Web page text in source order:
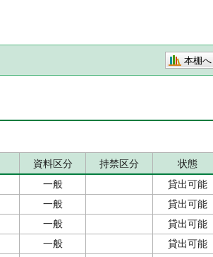
本棚へ
資料区分 持禁区分
状態
一般
貸出可能
一般
貸出可能
一般
貸出可能
一般
貸出可能